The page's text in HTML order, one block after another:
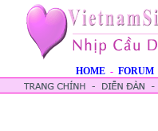
HOME - FORUM